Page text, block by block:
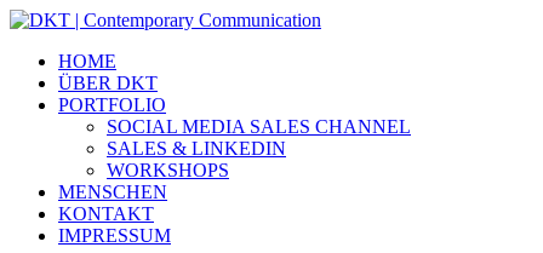
HOME
ÜBER DKT
PORTFOLIO
SOCIAL MEDIA SALES CHANNEL
SALES & LINKEDIN
WORKSHOPS
MENSCHEN
KONTAKT
IMPRESSUM